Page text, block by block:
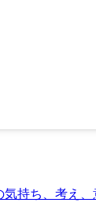
持ち、考え